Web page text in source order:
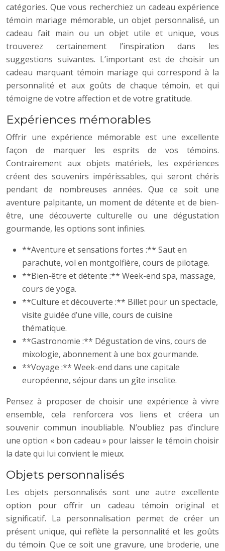
catégories. Que vous recherchiez un cadeau expérience
témoin mariage mémorable, un objet personnalisé, un
cadeau fait main ou un objet utile et unique, vous
trouverez certainement l’inspiration dans les
suggestions suivantes. L’important est de choisir un
cadeau marquant témoin mariage qui correspond à la
personnalité et aux goûts de chaque témoin, et qui
témoigne de votre affection et de votre gratitude.
Expériences mémorables
Offrir une expérience mémorable est une excellente
façon de marquer les esprits de vos témoins.
Contrairement aux objets matériels, les expériences
créent des souvenirs impérissables, qui seront chéris
pendant de nombreuses années. Que ce soit une
aventure palpitante, un moment de détente et de bien-
être, une découverte culturelle ou une dégustation
gourmande, les options sont infinies.
**Aventure et sensations fortes :** Saut en
parachute, vol en montgolfière, cours de pilotage.
**Bien-être et détente :** Week-end spa, massage,
cours de yoga.
**Culture et découverte :** Billet pour un spectacle,
visite guidée d’une ville, cours de cuisine
thématique.
**Gastronomie :** Dégustation de vins, cours de
mixologie, abonnement à une box gourmande.
**Voyage :** Week-end dans une capitale
européenne, séjour dans un gîte insolite.
Pensez à proposer de choisir une expérience à vivre
ensemble, cela renforcera vos liens et créera un
souvenir commun inoubliable. N’oubliez pas d’inclure
une option « bon cadeau » pour laisser le témoin choisir
la date qui lui convient le mieux.
Objets personnalisés
Les objets personnalisés sont une autre excellente
option pour offrir un cadeau témoin original et
significatif. La personnalisation permet de créer un
présent unique, qui reflète la personnalité et les goûts
du témoin. Que ce soit une gravure, une broderie, une